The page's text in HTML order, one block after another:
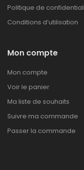
Politique de
Conditions d’utilisation
Mon compte
Mon compte
Voir le panier
Ma liste de souhaits
Suivre ma commande
Passer la commande